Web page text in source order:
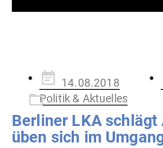
Gepostet
am
14.08.2018
Politik & Aktuelles
Ber­liner LKA
üben sich im